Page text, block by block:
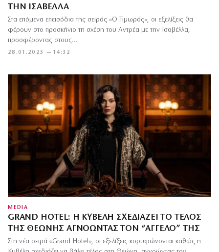
ΤΗΝ ΙΣΑΒΈΛΛΑ
28.01.2025 — 14:32
Στα επόμενα επεισόδια της σειράς «Ο Τιμωρός», οι εξελίξεις θα
φέρουν στο προσκήνιο τη σχέση του Αντρέα με την Ισαβέλλα,
προσφέροντας στους…
MEDIA
GRAND HOTEL: Η ΚΥΒΈΛΗ ΣΧΕΔΙΆΖΕΙ ΤΟ ΤΈΛΟΣ
ΤΗΣ ΘΕΏΝΗΣ ΑΓΝΟΏΝΤΑΣ ΤΟΝ “ΆΓΓΕΛΌ” ΤΗΣ
Στη νέα σειρά «Grand Hotel», οι εξελίξεις κορυφώνονται καθώς η